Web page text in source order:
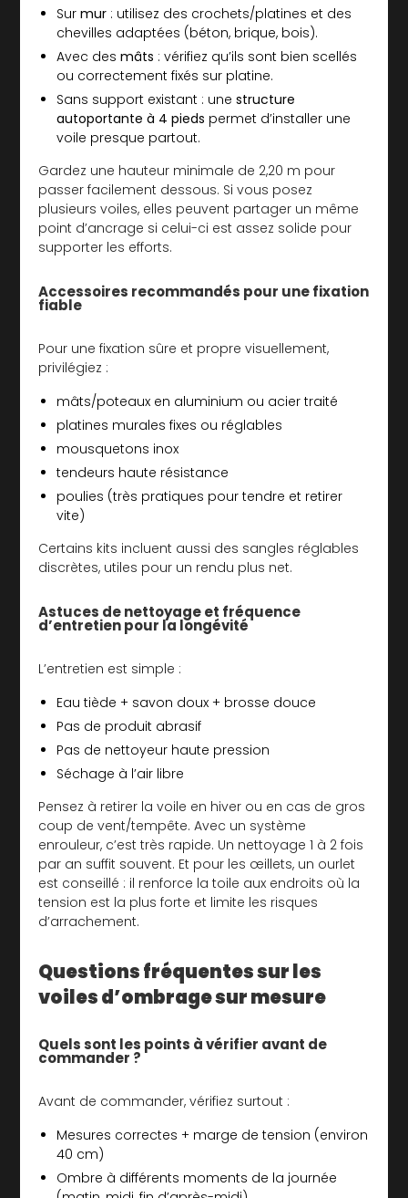
Surmur : utilisez des crochets/platines et des
chevilles adaptées (béton, brique, bois).
Avec desmâts : vérifiez qu’ils sont bien scellés
ou correctement fixés sur platine.
Sans support existant : unestructure
autoportante à 4 pieds permet d’installer une
voile presque partout.
Gardez une hauteur minimale de 2,20 m pour
passer facilement dessous. Si vous posez
plusieurs voiles, elles peuvent partager un même
point d’ancrage si celui-ci est assez solide pour
supporter les efforts.
Accessoires recommandés pour une fixation
fiable
Pour une fixation sûre et propre visuellement,
privilégiez :
mâts/poteaux en aluminium ou acier traité
platines murales fixes ou réglables
mousquetons inox
tendeurs haute résistance
poulies (très pratiques pour tendre et retirer
vite)
Certains kits incluent aussi des sangles réglables
discrètes, utiles pour un rendu plus net.
Astuces de nettoyage et fréquence
d’entretien pour la longévité
L’entretien est simple :
Eau tiède + savon doux + brosse douce
Pas de produit abrasif
Pas de nettoyeur haute pression
Séchage à l’air libre
Pensez à retirer la voile en hiver ou en cas de gros
coup de vent/tempête. Avec un système
enrouleur, c’est très rapide. Un nettoyage 1 à 2 fois
par an suffit souvent. Et pour les œillets, un ourlet
est conseillé : il renforce la toile aux endroits où la
tension est la plus forte et limite les risques
d’arrachement.
Questions fréquentes sur les
voiles d’ombrage sur mesure
Quels sont les points à vérifier avant de
commander ?
Avant de commander, vérifiez surtout :
Mesures correctes + marge de tension (environ
40 cm)
Ombre à différents moments de la journée